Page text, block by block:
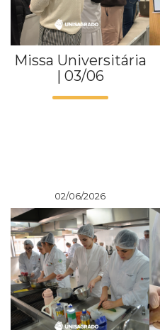
Missa Universitária
| 03/06
02/06/2026